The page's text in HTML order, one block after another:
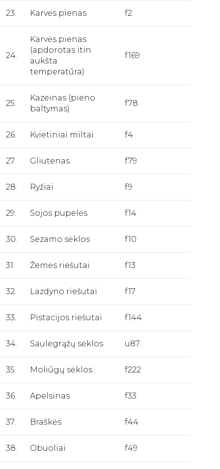
23. Karvės pienas f2
24.
Karvės pienas
(apdorotas itin
aukšta
temperatūra)
f169
25.
Kazeinas (pieno
baltymas)
f78
26. Kvietiniai miltai f4
27. Gliutenas f79
28. Ryžiai f9
29. Sojos pupelės f14
30. Sezamo sėklos f10
31. Žemės riešutai f13
32. Lazdyno riešutai f17
33. Pistacijos riešutai f144
34. Saulėgrąžų sėklos u87
35. Moliūgų sėklos f222
36. Apelsinas f33
37. Braškės f44
38. Obuoliai f49